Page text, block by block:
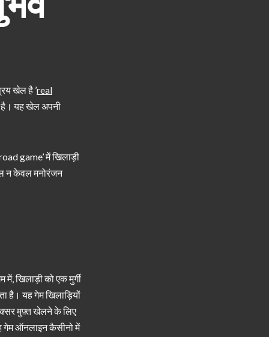
खेल है ’real
है। यह खेल अपनी
game’ में खिलाड़ी
न केवल मनोरंजन
खिलाड़ी को एक मुर्गी
है। यह गेम खिलाड़ियों
मुफ़्त खेलने के लिए
गेम ऑनलाइन कैसीनो में